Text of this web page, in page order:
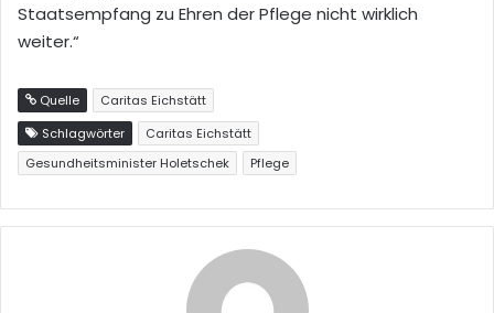
Staatsempfang zu Ehren der Pflege nicht wirklich
weiter.“
Quelle
Caritas Eichstätt
Schlagwörter
Caritas Eichstätt
Gesundheitsminister Holetschek
Pflege